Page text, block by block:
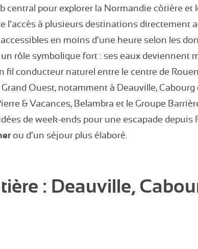
central pour explorer la Normandie côtière et
l’accès à plusieurs destinations directement
en moins d’une heure selon les
rôle symbolique fort : ses eaux deviennent
fil conducteur naturel entre le centre de
Ouest, notamment à Deauville,
& Vacances, Belambra et le Groupe
de week-ends pour une escapade depuis
ou d’un séjour plus élaboré.
: Deauville,